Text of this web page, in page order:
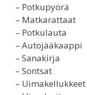
– Potkupyörä
– Matkarattaat
– Potkulauta
– Autojääkaappi
– Sanakirja
– Sontsat
– Uimakellukkeet